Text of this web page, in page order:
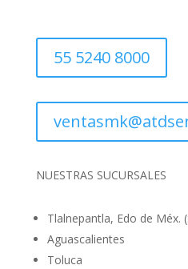
55 5240 8000
NUESTRAS SUCURSALES
Tlalnepantla, Edo de Méx.
Aguascalientes
Toluca